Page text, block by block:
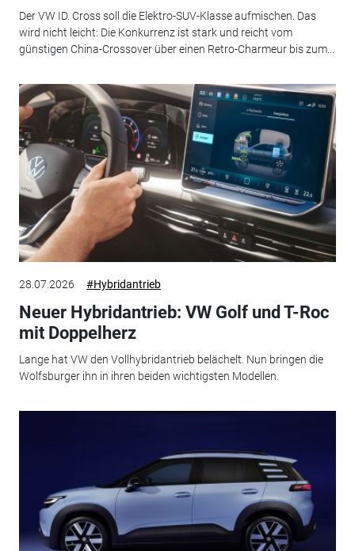
Der VW ID. Cross soll die Elektro-SUV-Klasse aufmischen. Das
wird nicht leicht: Die Konkurrenz ist stark und reicht vom
günstigen China-Crossover über einen Retro-Charmeur bis zum...
28.07.2026 #Hybridantrieb
Neuer Hybridantrieb: VW Golf und T-Roc
mit Doppelherz
Lange hat VW den Vollhybridantrieb belächelt. Nun bringen die
Wolfsburger ihn in ihren beiden wichtigsten Modellen.